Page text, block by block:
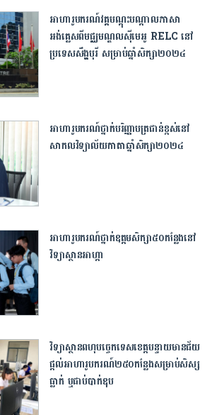
អាហារូបករណ៍វគ្គបណ្ដុះបណ្ដាលភាសា
អង់គ្លេសពីមជ្ឈមណ្ឌលស៊ីមេអូ RELC នៅ
ប្រទេសសឹង្ហបុរី សម្រាប់ឆ្នាំសិក្សា២០២៤
អាហារូបករណ៍ថ្នាក់បរិញ្ញាបត្រជាន់ខ្ពស់នៅ
សាកលវិទ្យាល័យកាតាឆ្នាំសិក្សា២០២៤
អាហារូបករណ៍ថ្នាក់ឧត្ដមសិក្សា៥០កន្លែងនៅ
វិទ្យាស្ថានអាហ្កា
វិទ្យាស្ថានពហុបច្ចេកទេស​ខេត្តបន្ទាយមានជ័យ
ផ្តល់អាហារូបករណ៍២៥០កន្លែង​សម្រាប់សិស្ស
ធ្លាក់ ឬជាប់បាក់ឌុប